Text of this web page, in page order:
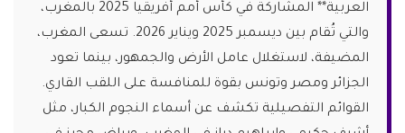
العربية** المشاركة في كأس أمم أفريقيا 2025 بالمغرب،
والتي تُقام بين ديسمبر 2025 ويناير 2026. تسعى المغرب،
المضيفة، لاستغلال عامل الأرض والجمهور، بينما تعود
الجزائر ومصر وتونس بقوة للمنافسة على اللقب القاري.
القوائم التفصيلية تكشف عن أسماء النجوم الكبار، مثل